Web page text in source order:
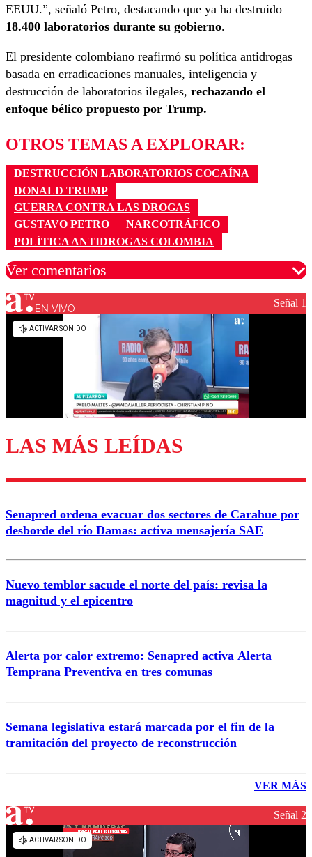
EEUU.”, señaló Petro, destacando que ya ha destruido
18.400 laboratorios durante su gobierno.
El presidente colombiano reafirmó su política antidrogas
basada en erradicaciones manuales, inteligencia y
destrucción de laboratorios ilegales, rechazando el
enfoque bélico propuesto por Trump.
OTROS TEMAS A EXPLORAR:
DESTRUCCIÓN LABORATORIOS COCAÍNA
DONALD TRUMP
GUERRA CONTRA LAS DROGAS
GUSTAVO PETRO
NARCOTRÁFICO
POLÍTICA ANTIDROGAS COLOMBIA
Ver comentarios
Los comentarios son moderados para garantizar un
diálogo respetuoso.
Enviar comentario
EN VIVO Señal 1
LAS MÁS LEÍDAS
Senapred ordena evacuar dos sectores de Carahue por
desborde del río Damas: activa mensajería SAE
Nuevo temblor sacude el norte del país: revisa la
magnitud y el epicentro
Alerta por calor extremo: Senapred activa Alerta
Temprana Preventiva en tres comunas
Semana legislativa estará marcada por el fin de la
tramitación del proyecto de reconstrucción
VER MÁS
Señal 2